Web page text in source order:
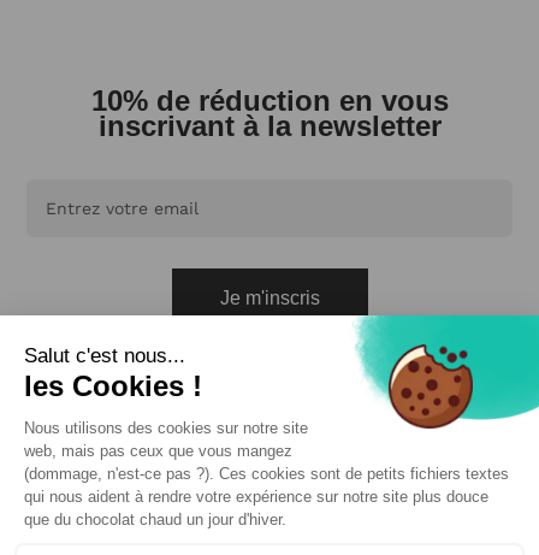
10% de réduction en vous
inscrivant à la newsletter
Je m'inscris
En vous abonnant, vous acceptez de recevoir nos emails.
Vous pouvez vous désabonner à tout moment.
Cliquez ici pour en savoir plus.